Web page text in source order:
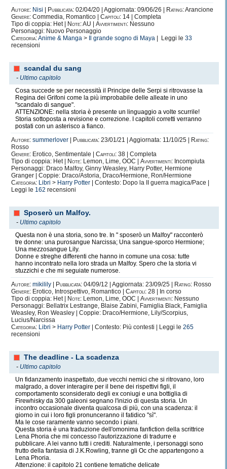
Autore: Nisi Pubblicata: 02/04/20 | Aggiornata: 09/06/26 | Rating:Arancione
Genere: Commedia, Romantico | Capitoli: 14 | Completa
Tipo di coppia: Het |
Note:AU | Avvertimenti: Nessuno
Personaggi: Nuovo Personaggio
Categoria:Anime & Manga > Il grande sogno di Maya | Leggi le 33
recensioni
scandal du sang
- Ultimo capitolo
Cosa succede se per necessità il Principe delle Serpi si ritrovasse la
Regina dei Grifoni come la più improbabile delle alleate in uno
"scandalo di sangue".
ATTENZIONE: nella storia è presente un linguaggio a volte scurrile!
Storia sottoposta a revisione e correzione. I capitoli corretti verranno
postati con un asterisco a fianco.
Autore: summerlover Pubblicata: 23/01/21 | Aggiornata: 11/10/25 |
Rating:
Rosso
Genere: Erotico, Sentimentale | Capitoli: 38 | Completa
Tipo di coppia: Het |
Note: Lemon, Lime, OOC | Avvertimenti: Incompiuta
Personaggi: Draco Malfoy, Ginny Weasley, Harry Potter, Hermione
Granger | Coppie: Draco/Astoria, Draco/Hermione, Ron/Hermione
Categoria: Libri > Harry Potter | Contesto: Dopo la II guerra magica/Pace |
Leggi le 162 recensioni
Sposerò un Malfoy.
- Ultimo capitolo
Questa non è una storia, sono tre. In " sposerò un Malfoy" racconterò
tre donne: una purosangue Narcissa; Una sangue-sporco Hermione;
Una mezzosangue Lily.
Donne e streghe differenti che hanno in comune una cosa: tutte
hanno incontrato nella loro strada un Malfoy. Spero che la storia vi
stuzzichi e che mi seguiate numerose.
Autore: mikilily Pubblicata: 04/09/12 | Aggiornata: 23/09/25 | Rating: Rosso
Genere: Erotico, Introspettivo, Romantico | Capitoli: 28 | In corso
Tipo di coppia: Het |
Note: Lemon, Lime, OOC | Avvertimenti: Nessuno
Personaggi: Bellatrix Lestrange, Blaise Zabini, Famiglia Black, Famiglia
Weasley, Ron Weasley | Coppie: Draco/Hermione, Lily/Scorpius,
Lucius/Narcissa
Categoria: Libri > Harry Potter | Contesto: Più contesti | Leggi le 265
recensioni
The deadline - La scadenza
- Ultimo capitolo
Un fidanzamento inaspettato, due vecchi nemici che si ritrovano, loro
malgrado, a dover interagire per il bene dei rispettivi figli, il
comportamento sconsiderato degli ex coniugi e una bottiglia di
Firewhisky da 300 galeoni segnano l'inizio di questa storia. Un
incontro occasionale diventa qualcosa di più, con una scadenza: il
giorno in cui i loro figli pronunceranno il fatidico "sì".
Ma le cose raramente vanno secondo i piani.
Questa storia è una traduzione dell'omonima fanfiction della scrittrice
Lena Phoria che mi concesso l'autorizzazione di tradurre e
pubblicare. A lei vanno tutti i crediti. Naturalmente, i personaggi sono
frutto della fantasia di J.K.Rowling, tranne gli Oc che appartengono a
Lena Phoria.
Attenzione: il capitolo 21 contiene tematiche delicate